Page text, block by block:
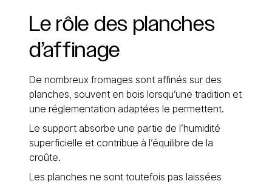
Le rôle des planches
d’affinage
De nombreux fromages sont affinés sur des
planches, souvent en bois lorsqu’une tradition et
une réglementation adaptées le permettent.
Le support absorbe une partie de l’humidité
superficielle et contribue à l’équilibre de la
croûte.
Les planches ne sont toutefois pas laissées